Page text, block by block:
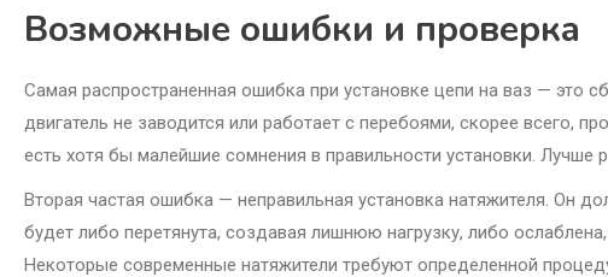
Возможные ошибки и проверка
Самая распространенная ошибка при установке цепи на ваз — это
двигатель не заводится или работает с перебоями, скорее всего,
есть хотя бы малейшие сомнения в правильности установки. Лучше
Вторая частая ошибка — неправильная установка натяжителя. Он
будет либо перетянута, создавая лишнюю нагрузку, либо
Некоторые современные натяжители требуют определенной